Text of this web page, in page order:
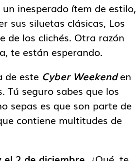
inesperado ítem de estilo,
sus siluetas clásicas, Los
de los clichés. Otra razón
te están esperando.
de este Cyber Weekenden
Tú seguro sabes que los
sepas es que son parte de
contiene multitudes de